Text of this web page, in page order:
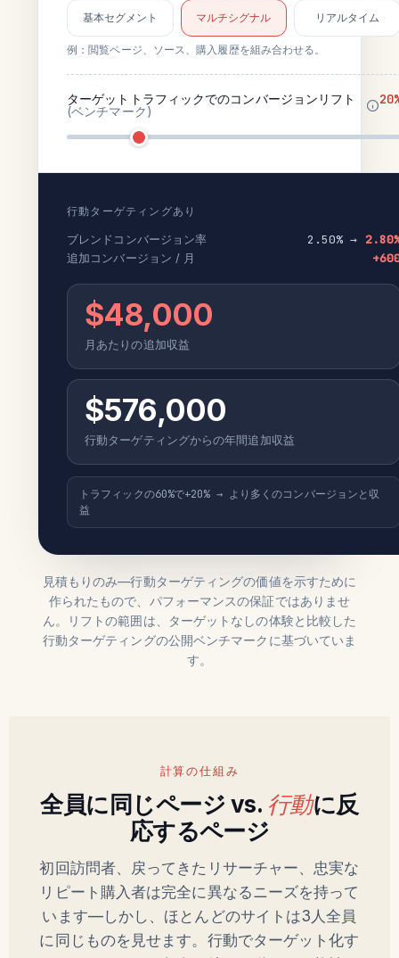
基本セグメント マルチシグナル リアルタイム
例：閲覧ページ、ソース、購入履歴を組み合わせる。
ターゲットトラフィックでのコンバージョンリフト
(ベンチマーク)
行動ターゲティングあり
ブレンドコンバージョン率
2.50% →
追加コンバージョン / 月
$48,000
月あたりの追加収益
$576,000
行動ターゲティングからの年間追加収益
トラフィックの60%で+20% → より多くのコンバージョンと収
益
見積もりのみ—行動ターゲティングの価値を示すために
作られたもので、パフォーマンスの保証ではありませ
ん。リフトの範囲は、ターゲットなしの体験と比較した
行動ターゲティングの公開ベンチマークに基づいていま
す。
計算の仕組み
全員に同じページ vs. 行動に反
応するページ
初回訪問者、戻ってきたリサーチャー、忠実な
リピート購入者は完全に異なるニーズを持って
います—しかし、ほとんどのサイトは3人全員
に同じものを見せます。行動でターゲット化す